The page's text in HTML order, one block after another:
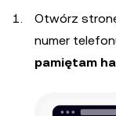
Otwórz
numer
pamiętam